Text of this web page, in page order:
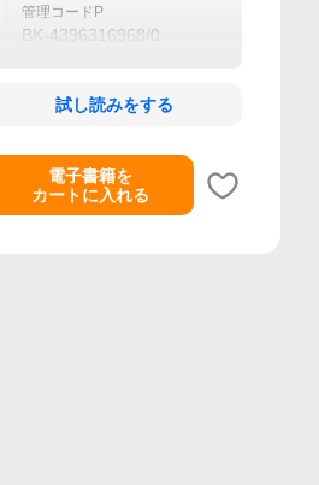
管理コードP
BK-4396316968/0
試し読みをする
電子書籍を
カートに入れる